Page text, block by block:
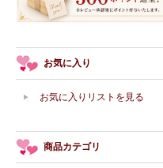
お気に入り
お気に入りリストを見る
商品カテゴリ